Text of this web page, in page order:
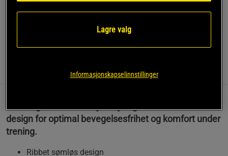
Anmeldelser
design for optimal bevegelsesfrihet og komfort under
trening.
Ribbet sømløs design
Lagre valg
Informasjonskapselinnstillinger